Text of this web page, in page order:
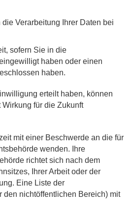
Verarbeitung Ihrer Daten bei
sofern Sie in die
haben oder einen
haben.
erteilt haben, können
für die Zukunft
mit einer Beschwerde an die für
wenden. Ihre
richtet sich nach dem
Ihrer Arbeit oder der
Eine Liste der
den nichtöffentlichen Bereich) mit